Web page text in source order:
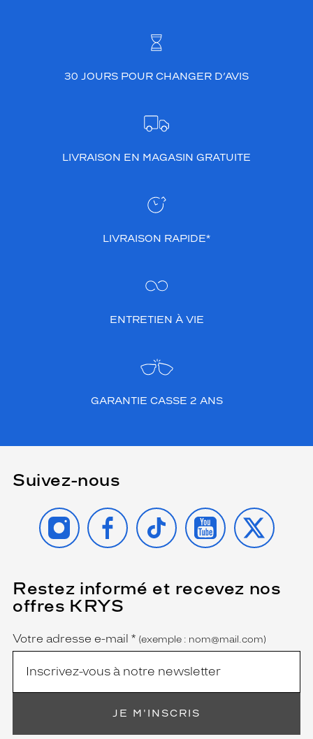
30 JOURS POUR CHANGER D’AVIS
LIVRAISON EN MAGASIN GRATUITE
LIVRAISON RAPIDE*
ENTRETIEN À VIE
GARANTIE CASSE 2 ANS
Suivez-nous
INSTAGRAMFACEBOOK
TIKTOK YOUTUBE
X
Restez informé et recevez nos
offres KRYS
Name
Votre adresse e-mail *
(Ce
champ
est
obligatoire)
(exemple : nom@mail.com)
JE M'INSCRIS